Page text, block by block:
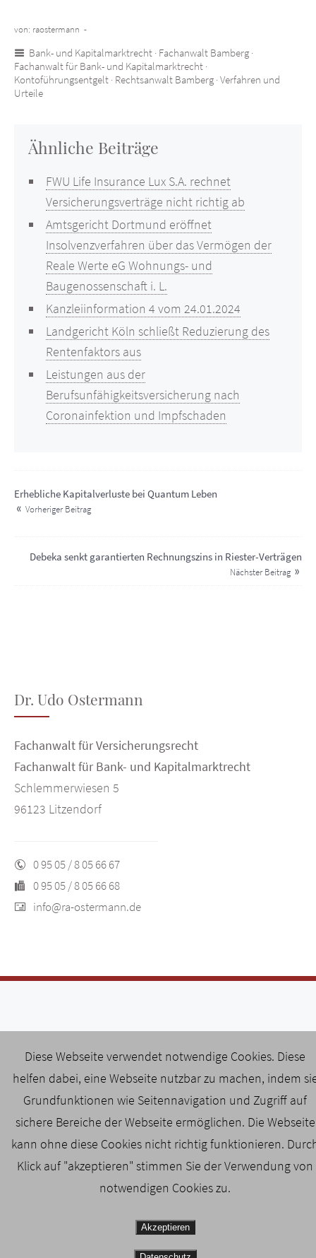
von: raostermann -
Bank- und Kapitalmarktrecht · Fachanwalt Bamberg ·
Fachanwalt für Bank- und Kapitalmarktrecht ·
Kontoführungsentgelt · Rechtsanwalt Bamberg · Verfahren und
Urteile
Ähnliche Beiträge
FWU Life Insurance Lux S.A. rechnet
Versicherungsverträge nicht richtig ab
Amtsgericht Dortmund eröffnet
Insolvenzverfahren über das Vermögen der
Reale Werte eG Wohnungs- und
Baugenossenschaft i. L.
Kanzleiinformation 4 vom 24.01.2024
Landgericht Köln schließt Reduzierung des
Rentenfaktors aus
Leistungen aus der
Berufsunfähigkeitsversicherung nach
Coronainfektion und Impfschaden
Erhebliche Kapitalverluste bei Quantum Leben
Vorheriger Beitrag
Debeka senkt garantierten Rechnungszins in Riester-Verträgen
Nächster Beitrag
Dr. Udo Ostermann
Fachanwalt für Versicherungsrecht
Fachanwalt für Bank- und Kapitalmarktrecht
Schlemmerwiesen 5
96123 Litzendorf
0 95 05 / 8 05 66 67
0 95 05 / 8 05 66 68
info@ra-ostermann.de
Öffnungszeiten:
Mo - Do von 8:00 bis 17:00 Uhr
Fr von 8:00 bis 14 Uhr
Termine nach Vereinbarung
Diese Webseite verwendet notwendige Cookies. Diese
helfen dabei, eine Webseite nutzbar zu machen, indem
Grundfunktionen wie Seitennavigation und Zugriff auf
sichere Bereiche der Webseite ermöglichen. Die Webseite
kann ohne diese Cookies nicht richtig funktionieren.
Klick auf "akzeptieren" stimmen Sie der Verwendung von
notwendigen Cookies zu.
Akzeptieren